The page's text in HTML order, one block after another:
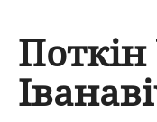
Поткін